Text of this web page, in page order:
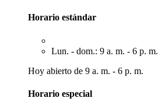
Horario estándar
Lun. - dom.: 9 a. m. - 6 p. m.
Hoy abierto de 9 a. m. - 6 p. m.
Horario especial